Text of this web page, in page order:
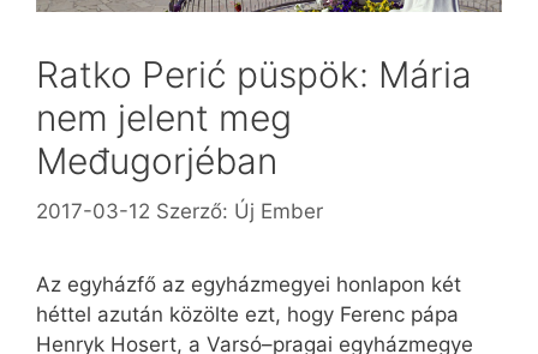
Ratko Perić püspök: Mária
nem jelent meg
Međugorjéban
2017-03-12 Szerző: Új Ember
Az egyházfő az egyházmegyei honlapon két
héttel azután közölte ezt, hogy Ferenc pápa
Henryk Hosert, a Varsó–pragai egyházmegye